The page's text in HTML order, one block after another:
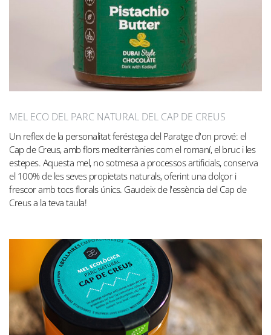
MEL ECO DEL PARC NATURAL DEL CAP DE CREUS
Un reflex de la personalitat feréstega del Paratge d'on prové: el
Cap de Creus, amb flors mediterrànies com el romaní, el bruc i les
estepes. Aquesta mel, no sotmesa a processos artificials, conserva
el 100% de les seves propietats naturals, oferint una dolçor i
frescor amb tocs florals únics. Gaudeix de l'essència del Cap de
Creus a la teva taula!